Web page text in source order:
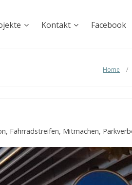
Kontakt Facebook
Home /
, Fahrradstreifen, Mitmachen,